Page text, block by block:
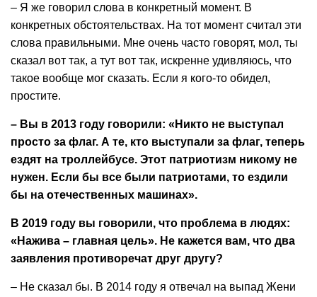
– Я же говорил слова в конкретный момент. В
конкретных обстоятельствах. На тот момент считал эти
слова правильными. Мне очень часто говорят, мол, ты
сказал вот так, а тут вот так, искренне удивляюсь, что
такое вообще мог сказать. Если я кого-то обидел,
простите.
– Вы в 2013 году говорили: «Никто не выступал
просто за флаг. А те, кто выступали за флаг, теперь
ездят на троллейбусе. Этот патриотизм никому не
нужен. Если бы все были патриотами, то ездили
бы на отечественных машинах».
В 2019 году вы говорили, что проблема в людях:
«Нажива – главная цель». Не кажется вам, что два
заявления противоречат друг другу?
– Не сказал бы. В 2014 году я отвечал на выпад Жени